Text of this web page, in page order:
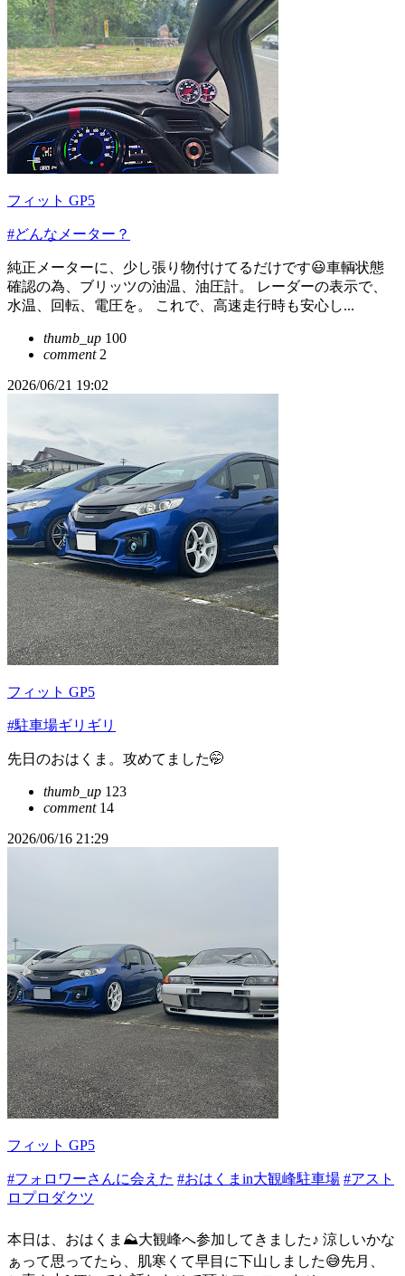
フィット GP5
#どんなメーター？
純正メーターに、少し張り物付けてるだけです😃車輌状態
確認の為、ブリッツの油温、油圧計。 レーダーの表示で、
水温、回転、電圧を。 これで、高速走行時も安心し...
thumb_up 100
comment2
2026/06/21 19:02
フィット GP5
#駐車場ギリギリ
先日のおはくま。攻めてました🤭
thumb_up 123
comment14
2026/06/16 21:29
フィット GP5
#フォロワーさんに会えた #おはくまin大観峰駐車場 #アスト
ロプロダクツ
本日は、おはくま⛰️大観峰へ参加してきました♪ 涼しいかな
ぁって思ってたら、肌寒くて早目に下山しました😅先月、